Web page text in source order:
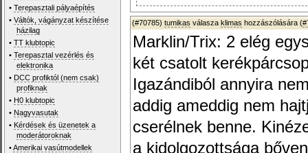
•Terepasztali pályaépítés
•Váltók, vágányzat készítése
házilag
•TT klubtopic
•Terepasztal vezérlés és
elektronika
• DCC profiktól (nem csak)
profiknak
• H0 klubtopic
• Nagyvasutak
• Kérdések és üzenetek a
moderátoroknak
•Amerikai vasútmodellek
(#70785) tumikas válasza klimas hozzászólására (
Marklin/Trix: 2 elég
két csatolt
Igazándiból annyira
addig ameddig nem
cserélnek benne.
a kidolgozottsága